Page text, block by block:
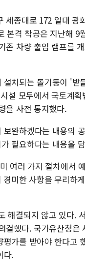
세종대로 172 일대
본격 착공은 지난해
존 차량 출입 램프를
설치되는 돌기둥이 '
설 모두에서 국토계
을 사전 통지했다.
보완하겠다는 내용의
필요하다는 내용을
여러 가지 절차에서
미한 사항을 무리하
해결되지 않고 있다.
결했다. 국가유산청
가를 받아야 한다고
다.